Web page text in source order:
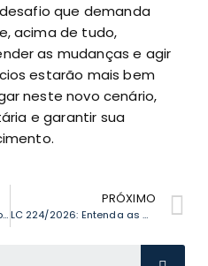
que demanda
acima de tudo,
as mudanças e agir
estarão mais bem
neste novo cenário,
e garantir sua
Aumento do IRPJ Suspenso no Lucro Presumido: O Que Você Precisa Saber
PRÓXIMO
LC 224/2026: Entenda as Mudanças que Impactam Profissionais e Empresas